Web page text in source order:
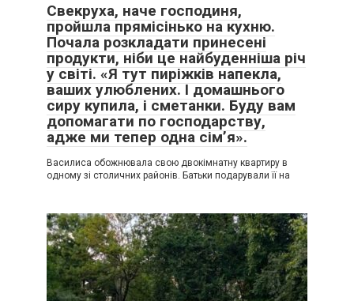
Свекруха, наче господиня,
пройшла прямісінько на кухню.
Почала розкладати принесені
продукти, ніби це найбуденніша річ
у світі. «Я тут пиріжків напекла,
ваших улюблених. І домашнього
сиру купила, і сметанки. Буду вам
допомагати по господарству,
адже ми тепер одна сім’я».
Василиса обожнювала свою двокімнатну квартиру в
одному зі столичних районів. Батьки подарували її на